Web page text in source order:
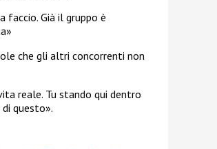
faccio. Già il gruppo è
che gli altri concorrenti non
reale. Tu stando qui dentro
questo».